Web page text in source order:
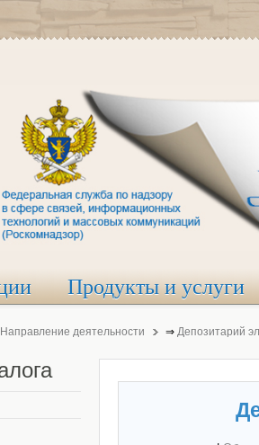
Продукты и услуги
Направление деятельности ⇒ Депозитарий